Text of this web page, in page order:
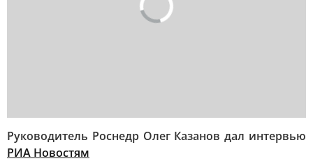
Руководитель Роснедр Олег Казанов дал интервью
РИА Новостям